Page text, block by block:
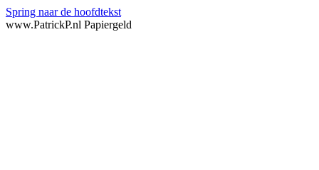
Spring naar de hoofdtekst
www.PatrickP.nl Papiergeld